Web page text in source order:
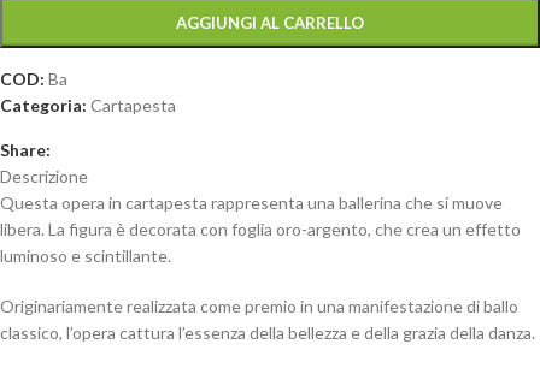
AGGIUNGI AL CARRELLO
COD: Ba
Categoria: Cartapesta
Share:
Descrizione
Questa opera in cartapesta rappresenta una ballerina che si muove
libera. La figura è decorata con foglia oro-argento, che crea un effetto
luminoso e scintillante.
Originariamente realizzata come premio in una manifestazione di ballo
classico, l’opera cattura l’essenza della bellezza e della grazia della danza.